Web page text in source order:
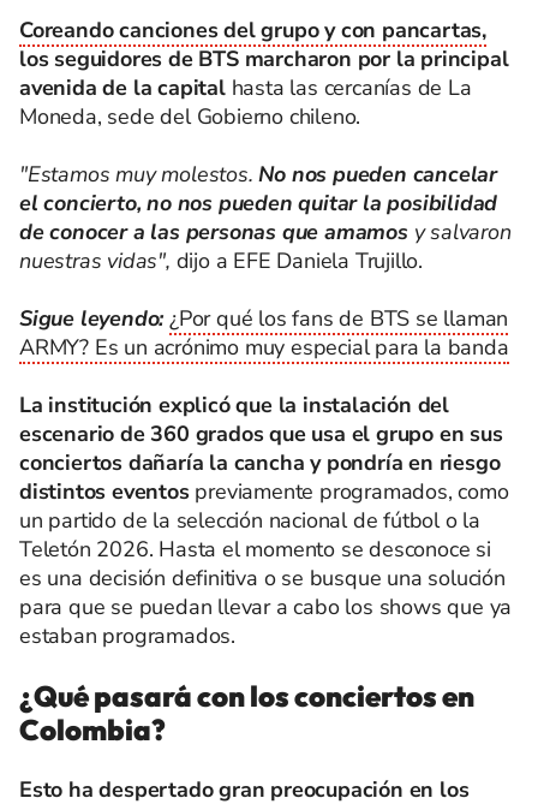
Coreando canciones del grupo y con pancartas,
los seguidores de BTS marcharon por la principal
avenida de la capitalhasta las cercanías de La
Moneda, sede del Gobierno chileno.
"Estamos muy molestos. No nos pueden cancelar
el concierto, no nos pueden quitar la posibilidad
de conocer a las personas que amamos y salvaron
nuestras vidas", dijo a EFE Daniela Trujillo.
Sigue leyendo: ¿Por qué los fans de BTS se llaman
ARMY? Es un acrónimo muy especial para la banda
La institución explicó que la instalación del
escenario de 360 grados que usa el grupo en sus
conciertos dañaría la cancha y pondría en riesgo
distintos eventospreviamente programados, como
un partido de la selección nacional de fútbol o la
Teletón 2026. Hasta el momento se desconoce si
es una decisión definitiva o se busque una solución
para que se puedan llevar a cabo los shows que ya
estaban programados.
¿Qué pasará con los conciertos en
Colombia?
Esto ha despertado gran preocupación en los